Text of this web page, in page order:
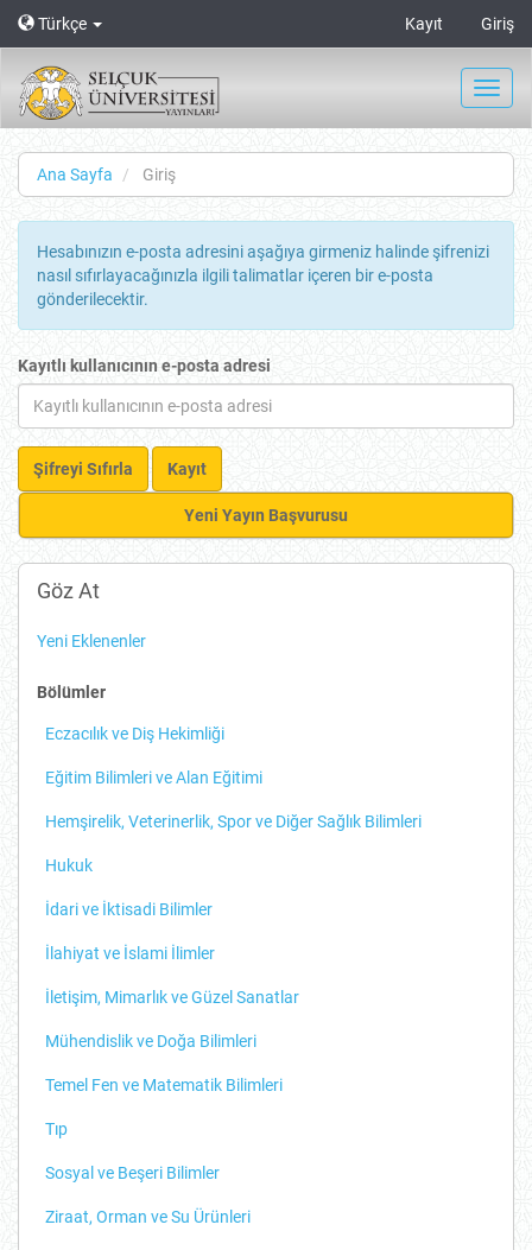
Navigation
Content
Sidebar
Türkçe Kayıt Giriş
Ana Sayfa Giriş
Hesabınızın e-posta adresini aşağıya girmeniz halinde şifrenizi
nasıl sıfırlayacağınızla ilgili talimatlar içeren bir e-posta
gönderilecektir.
Kayıtlı kullanıcının e-posta adresi
Şifreyi Sıfırla Kayıt
Yeni
Yayın
Başvurusu
Yeni Yayın Başvurusu
Göz At
Yeni Eklenenler
Bölümler
Eczacılık ve Diş Hekimliği
Eğitim Bilimleri ve Alan Eğitimi
Hemşirelik, Veterinerlik, Spor ve Diğer Sağlık Bilimleri
Hukuk
İdari ve İktisadi Bilimler
İlahiyat ve İslami İlimler
İletişim, Mimarlık ve Güzel Sanatlar
Mühendislik ve Doğa Bilimleri
Temel Fen ve Matematik Bilimleri
Tıp
Sosyal ve Beşeri Bilimler
Ziraat, Orman ve Su Ürünleri